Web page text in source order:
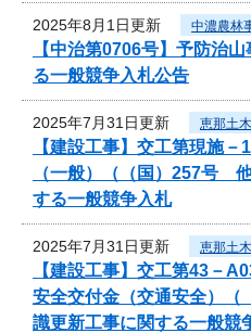
2025年8月1日更新 中濃農林
【中治第0706号】予防
る一般競争入札公告
2025年7月31日更新 恵那土
【建設工事】交工第現施
（一般）（（国）257号
する一般競争入札
2025年7月31日更新 恵那土
【建設工事】交工第43－
安全交付金（交通安全）
識更新工事に関する一般競